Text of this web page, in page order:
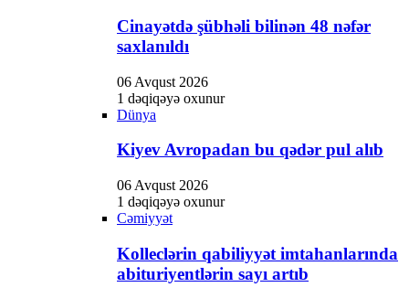
Cinayətdə şübhəli bilinən 48 nəfər
saxlanıldı
06 Avqust 2026
1 dəqiqəyə oxunur
Dünya
Kiyev Avropadan bu qədər pul alıb
06 Avqust 2026
1 dəqiqəyə oxunur
Cəmiyyət
Kolleclərin qabiliyyət imtahanlarında
abituriyentlərin sayı artıb